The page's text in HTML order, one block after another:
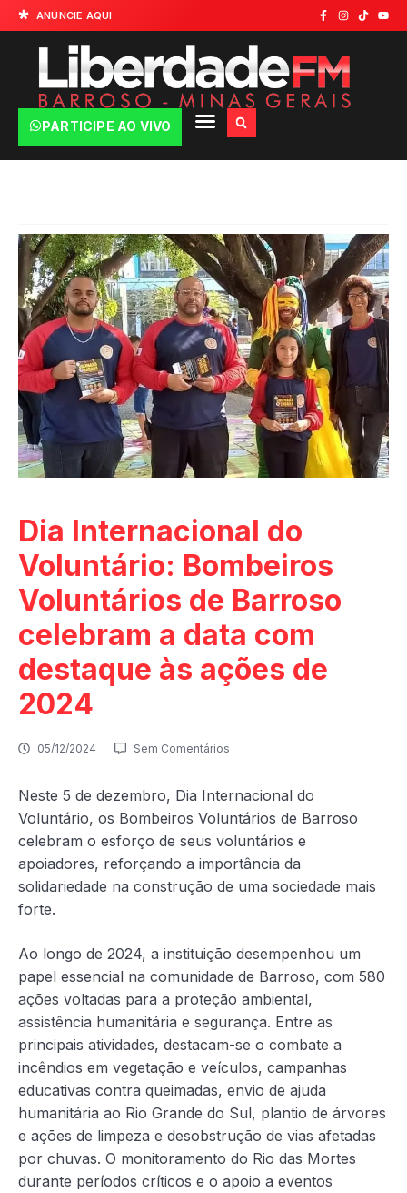
ANÚNCIE AQUI
PARTICIPE AO VIVO
Dia Internacional do
Voluntário: Bombeiros
Voluntários de Barroso
celebram a data com
destaque às ações de
2024
05/12/2024 Sem Comentários
Neste 5 de dezembro, Dia Internacional do
Voluntário, os Bombeiros Voluntários de Barroso
celebram o esforço de seus voluntários e
apoiadores, reforçando a importância da
solidariedade na construção de uma sociedade mais
forte.
Ao longo de 2024, a instituição desempenhou um
papel essencial na comunidade de Barroso, com 580
ações voltadas para a proteção ambiental,
assistência humanitária e segurança. Entre as
principais atividades, destacam-se o combate a
incêndios em vegetação e veículos, campanhas
educativas contra queimadas, envio de ajuda
humanitária ao Rio Grande do Sul, plantio de árvores
e ações de limpeza e desobstrução de vias afetadas
por chuvas. O monitoramento do Rio das Mortes
durante períodos críticos e o apoio a eventos